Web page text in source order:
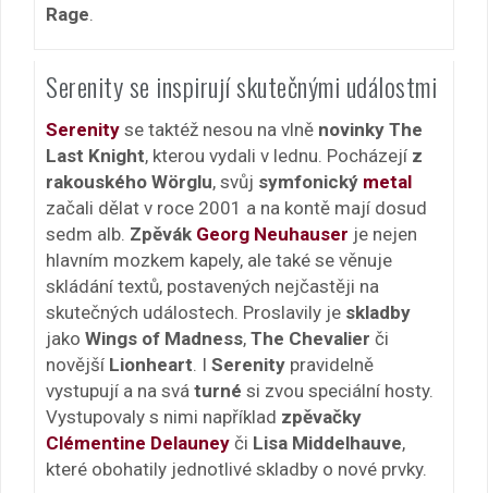
Rage
Serenity se inspirují skutečnými událostmi
Serenity se taktéž nesou na vlně novinky The
Last Knight, kterou vydali v lednu. Pocházejí z
rakouského Wörglu, svůj symfonický metal
začali dělat v roce 2001 a na kontě mají dosud
sedm alb. Zpěvák Georg Neuhauser je nejen
hlavním mozkem kapely, ale také se věnuje
skládání textů, postavených nejčastěji na
skutečných událostech. Proslavily je skladby
jako Wings of Madness, The Chevalier či
novější Lionheart . I Serenity pravidelně
vystupují a na svá turné si zvou speciální hosty.
Vystupovaly s nimi například zpěvačky
Clémentine Delauney či Lisa Middelhauve,
které obohatily jednotlivé skladby o nové prvky.